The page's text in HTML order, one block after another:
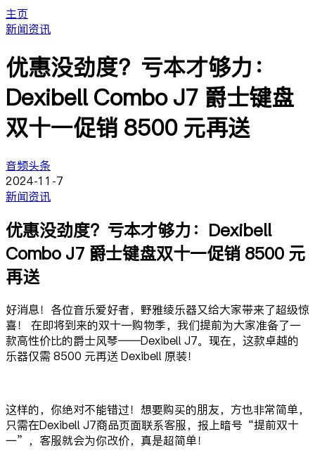
主页
新闻资讯
优惠没劲度？亏本才够力：
Dexibell Combo J7 爵士键盘
双十一促销 8500 元再送
音频头条
2024-11-7
新闻资讯
优惠没劲度？亏本才够力：Dexibell
Combo J7 爵士键盘双十一促销 8500 元
再送
好消息！各位音乐爱好者，野雅绫乐器又给大家带来了超级惊
喜！ 在即将到来的双十一购物季，我们提前为大家准备了一
款高性价比的爵士风琴——Dexibell J7。现在，这款卓越的
乐器仅需 8500 元再送 Dexibell 原装！
这样的，你绝对不能错过！想要购买的朋友，方也非常简单，
只需在Dexibell J7商品页面联系客服，报上暗号“提前双十
一”，客服就会为你改价，真是超简单！